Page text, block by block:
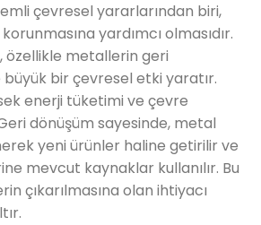
çevresel yararlarından biri,
yardımcı olmasıdır.
özellikle metallerin geri
bir çevresel etki yaratır.
enerji tüketimi ve çevre
dönüşüm sayesinde, metal
yeni ürünler haline getirilir ve
mevcut kaynaklar kullanılır. Bu
çıkarılmasına olan ihtiyacı